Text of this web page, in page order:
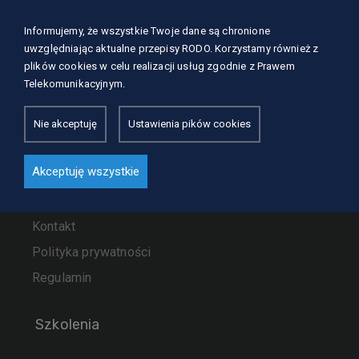
Mapa strony
O nas
Szkolenia
Zaufali nam
Kontakt
Polityka prywatności
Regulamin
Szkolenia
Informujemy, że wszystkie Twoje dane są chronione
uwzględniając aktualne przepisy RODO. Korzystamy również z
plików cookies w celu realizacji usług zgodnie z Prawem
Telekomunikacyjnym.
Nie akceptuję Ustawienia pików cookies
Akceptuję wszystkie